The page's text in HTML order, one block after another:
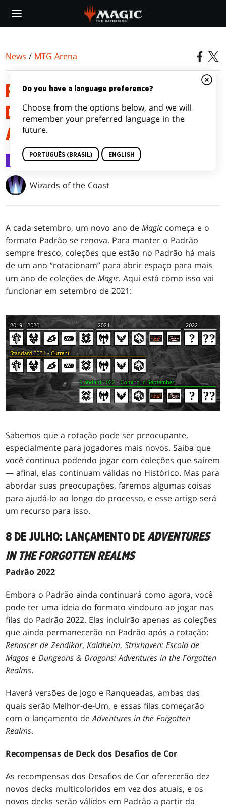
main
News / MTG Arena
RENOVE-SE PARA A ROTAÇÃO
DO PADRÃO DE 2021 NO MTG
ARENA
MTG Arena 2 jul 2021
Wizards of the Coast
A cada setembro, um novo ano deMagic começa e o
formato Padrão se renova. Para manter o Padrão
sempre fresco, coleções que estão no Padrão há mais
de um ano “rotacionam” para abrir espaço para mais
um ano de coleções deMagic. Aqui está como isso vai
funcionar em setembro de 2021:
Sabemos que a rotação pode ser preocupante,
especialmente para jogadores mais novos. Saiba que
você continua podendo jogar com coleções que saírem
— afinal, elas continuam válidas no Histórico. Mas para
abordar suas preocupações, faremos algumas coisas
para ajudá-lo ao longo do processo, e esse artigo será
um recurso para isso.
8 DE JULHO: LANÇAMENTO DEADVENTURES
IN THE FORGOTTEN REALMS
Padrão 2022
Embora o Padrão ainda continuará como agora, você
pode ter uma ideia do formato vindouro ao jogar nas
filas do Padrão 2022. Elas incluirão apenas as coleções
que ainda permanecerão no Padrão após a rotação:
Renascer de Zendikar,Kaldheim,Strixhaven: Escola de
Magos eDungeons & Dragons: Adventures in the Forgotten
Realms.
Haverá versões de Jogo e Ranqueadas, ambas das
quais serão Melhor-de-Um, e essas filas começarão
com o lançamento deAdventures in the Forgotten
Realms.
Recompensas de Deck dos Desafios de Cor
As recompensas dos Desafios de Cor oferecerão dez
novos decks multicoloridos em vez dos atuais, e os
novos decks serão válidos em Padrão a partir da
Do you have a language preference?
Choose from the options below, and we will
remember your preferred language in the
future.
PORTUGUÊS (BRASIL) ENGLISH